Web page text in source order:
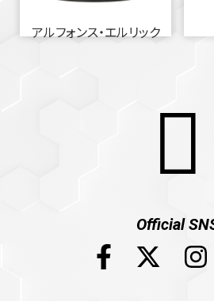
アルフォンス・エルリック
Official